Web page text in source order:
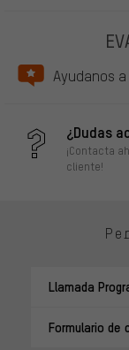
Ayudanos
¿Dudas
¡Contacta
cliente!
Llamada
Formulario de